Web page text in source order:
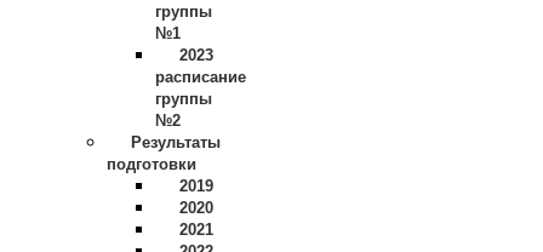
группы
№1
2023
расписание
группы
№2
Результаты
подготовки
2019
2020
2021